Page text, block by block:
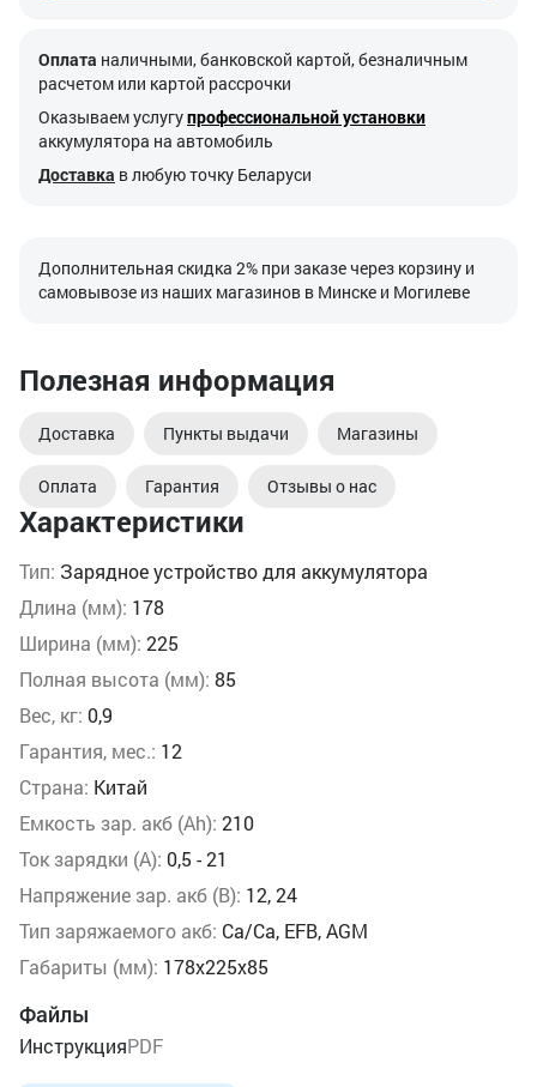
Характеристики
Тип: Зарядное устройство для аккумулятора
Длина (мм): 178
Ширина (мм): 225
Полная высота (мм): 85
Вес, кг: 0,9
Гарантия, мес.: 12
Страна: Китай
Емкость зар. акб (Аh): 210
Ток зарядки (А): 0,5 - 21
Напряжение зар. акб (В): 12, 24
Тип заряжаемого акб: Ca/Ca, EFB, AGM
Габариты (мм): 178х225х85
Файлы
ИнструкцияPDF
Оплата наличными, банковской картой, безналичным
расчетом или картой рассрочки
Оказываем услугупрофессиональной установки
аккумулятора на автомобиль
Доставка в любую точку Беларуси
Дополнительная скидка 2% при заказе через корзину и
самовывозе из наших магазинов в Минске и Могилеве
Полезная информация
Доставка Пункты выдачи Магазины
Оплата Гарантия Отзывы о нас